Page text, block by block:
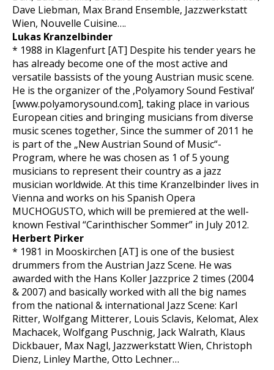
Dave Liebman, Max Brand Ensemble, Jazzwerkstatt
Wien, Nouvelle Cuisine….
Lukas Kranzelbinder
* 1988 in Klagenfurt [AT] Despite his tender years he
has already become one of the most active and
versatile bassists of the young Austrian music scene.
He is the organizer of the ‚Polyamory Sound Festival‘
[www.polyamorysound.com], taking place in various
European cities and bringing musicians from diverse
music scenes together, Since the summer of 2011 he
is part of the „New Austrian Sound of Music“-
Program, where he was chosen as 1 of 5 young
musicians to represent their country as a jazz
musician worldwide. At this time Kranzelbinder lives in
Vienna and works on his Spanish Opera
MUCHOGUSTO, which will be premiered at the well-
known Festival “Carinthischer Sommer” in July 2012.
Herbert Pirker
* 1981 in Mooskirchen [AT] is one of the busiest
drummers from the Austrian Jazz Scene. He was
awarded with the Hans Koller Jazzprice 2 times (2004
& 2007) and basically worked with all the big names
from the national & international Jazz Scene: Karl
Ritter, Wolfgang Mitterer, Louis Sclavis, Kelomat, Alex
Machacek, Wolfgang Puschnig, Jack Walrath, Klaus
Dickbauer, Max Nagl, Jazzwerkstatt Wien, Christoph
Dienz, Linley Marthe, Otto Lechner…